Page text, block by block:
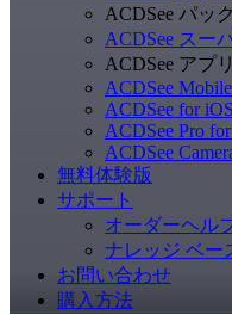
ACDSee パック
ACDSee スー
ACDSee アプリ
ACDSee
ACDSee for iOS
ACDSee Pro
ACDSee
無料体験版
サポート
オーダーヘル
ナレッジ ベー
お問い合わせ
購入方法